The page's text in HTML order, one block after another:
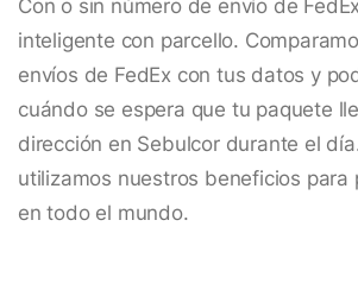
Con o sin número de envío de
inteligente con parcello.
envíos de FedEx con tus datos y
cuándo se espera que tu paquete
dirección en Sebulcor durante el
utilizamos nuestros beneficios para
en todo el mundo.